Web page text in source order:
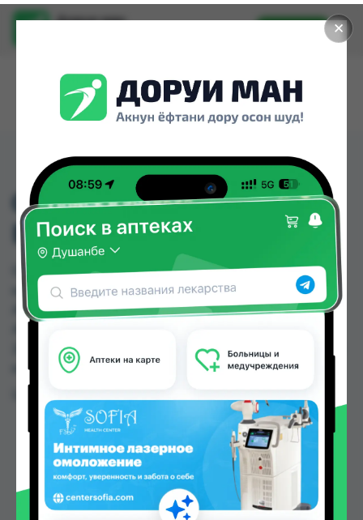
✕
Доруи ман
Установить
03 БАДЯГА ГЕЛЬ
БАЛЬЗАМ 75МЛ ТЮБА
03 БАДЯГА ГЕЛЬ БАЛЬЗАМ 75МЛ ТЮБА можно
купить или заказать в аптеках, Абубакри Карим,
АЗИЗ ВАКО , Алишер-К, Аптека + 24/7, Аптека
2004 по цене от 8.50 TJS до 10.50 TJS в Душанбе
и других городах Таджикистана